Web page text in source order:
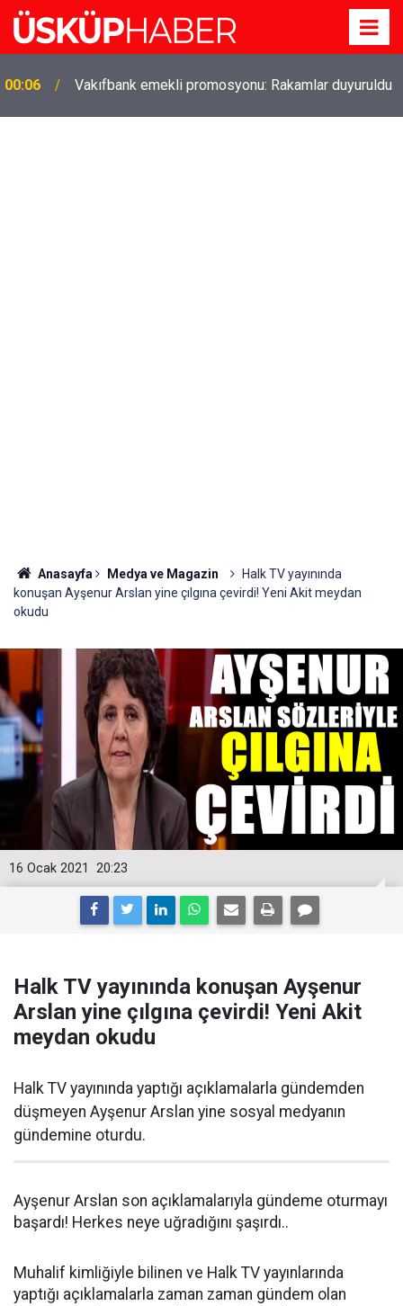
19:21
Gözde oldu! Hem köy hem mahalle hayatı iç içe!
İzmir'deki doğal semt
Anasayfa Medya ve Magazin
Halk TV yayınında
konuşan Ayşenur Arslan yine çılgına çevirdi! Yeni Akit meydan
okudu
20:23
16 Ocak 2021
Halk TV yayınında konuşan Ayşenur
Arslan yine çılgına çevirdi! Yeni Akit
meydan okudu
Halk TV yayınında yaptığı açıklamalarla gündemden
düşmeyen Ayşenur Arslan yine sosyal medyanın
gündemine oturdu.
Ayşenur Arslan son açıklamalarıyla gündeme oturmayı
başardı! Herkes neye uğradığını şaşırdı..
Muhalif kimliğiyle bilinen ve Halk TV yayınlarında
yaptığı açıklamalarla zaman zaman gündem olan